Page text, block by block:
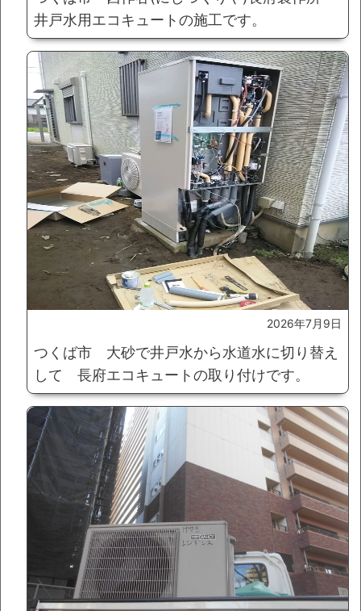
井戸水用エコキュートの施工です。
2026年7月9日
つくば市 大砂で井戸水から水道水に切り替え
して 長府エコキュートの取り付けです。